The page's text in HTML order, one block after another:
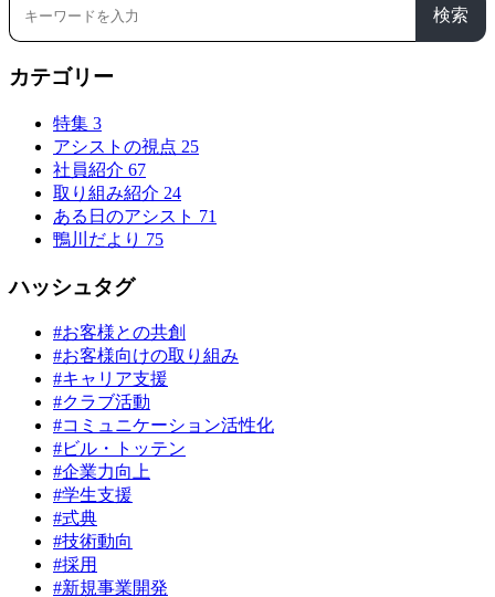
検索
カテゴリー
特集 3
アシストの視点 25
社員紹介 67
取り組み紹介 24
ある日のアシスト 71
鴨川だより 75
ハッシュタグ
#お客様との共創
#お客様向けの取り組み
#キャリア支援
#クラブ活動
#コミュニケーション活性化
#ビル・トッテン
#企業力向上
#学生支援
#式典
#技術動向
#採用
#新規事業開発